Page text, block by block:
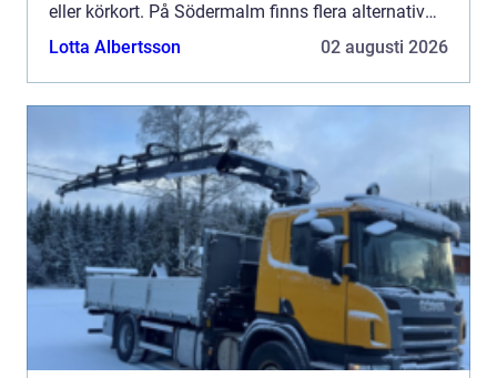
eller körkort. På Södermalm finns flera alternativ
för att...
Lotta Albertsson 02 augusti 2026